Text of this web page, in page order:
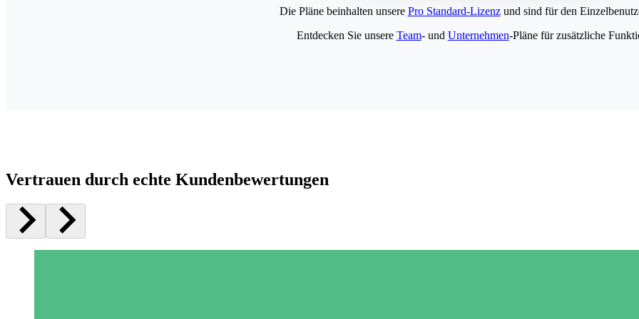
Die Pläne beinhalten unsere Pro Standard-Lizenzund sind für den
Entdecken Sie unsere Team- und Unternehmen-Pläne für zusätzliche
Vertrauen durch echte Kundenbewertungen